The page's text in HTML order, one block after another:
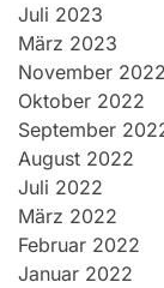
Juli 2023
März 2023
November 2022
Oktober 2022
September
August 2022
Juli 2022
März 2022
Februar 2022
Januar 2022